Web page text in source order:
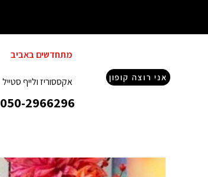
אני רוצה קופון
מתחדשים באביב
אקססוריז ולייף סטייל
050-2966296